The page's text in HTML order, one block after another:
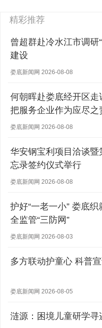
精彩推荐
曾超群赴冷水江市调研
建设
娄底新闻网 2026-08-08
何朝晖赴娄底经开区走
把服务企业作为应尽之
营主体稳健发展
娄底新闻网 2026-08-08
华安钢宝利项目洽谈暨
忘录签约仪式举行
娄底新闻网 2026-08-08
护好“一老一小” 娄底
全监管“三防网”
娄底新闻网 2026-08-03
多方联动护童心 科普
娄底新闻网 2026-08-05
涟源：困境儿童研学寻